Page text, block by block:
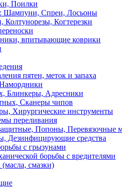
Поилки
Шампуни, Спреи, Лосьоны
Колтунорезы, Когтерезки
впитывающие коврики
пятен, меток и запаха
Блинкеры, Адресники
Сканеры чипов
Хирургические инструменты
переливания
Попоны, Перевязочные
Дезинфицирующие средства
с грызунами
борьбы с вредителями
смазки)